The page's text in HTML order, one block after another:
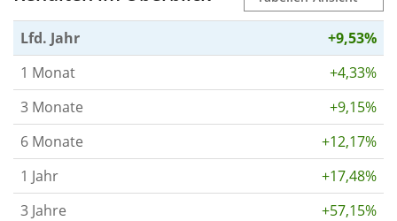
Lfd. Jahr
+9,53%
1 Monat
+4,33%
3 Monate
+9,15%
6 Monate
+12,17%
1 Jahr
+17,48%
3 Jahre
+57,15%